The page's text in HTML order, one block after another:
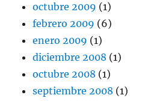
octubre 2009 (1)
febrero 2009 (6)
enero 2009 (1)
diciembre 2008 (1)
octubre 2008 (1)
septiembre 2008 (1)